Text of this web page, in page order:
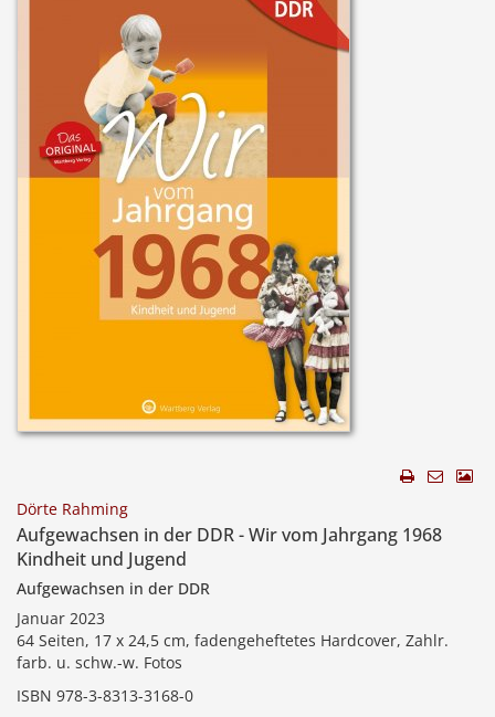
Dörte Rahming
Aufgewachsen in der DDR - Wir vom Jahrgang 1968
Kindheit und Jugend
Aufgewachsen in der DDR
Januar 2023
64 Seiten, 17 x 24,5 cm, fadengeheftetes Hardcover, Zahlr.
farb. u. schw.-w. Fotos
ISBN 978-3-8313-3168-0